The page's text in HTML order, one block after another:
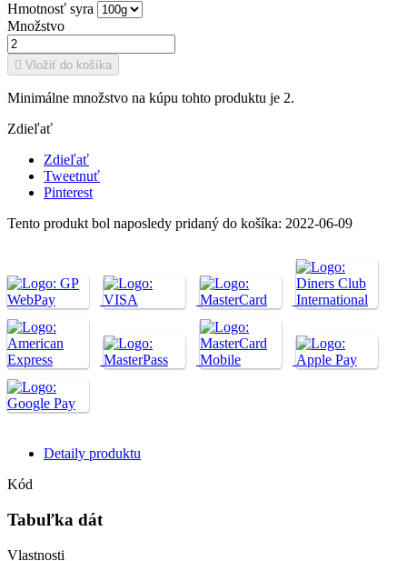
Hmotnosť syra
Množstvo
 Vložiť do košíka
Minimálne množstvo na kúpu tohto produktu je 2.
Zdieľať
Zdieľať
Tweetnuť
Pinterest
Tento produkt bol naposledy pridaný do košíka: 2022-06-09
Detaily produktu
Kód
Tabuľka dát
Vlastnosti